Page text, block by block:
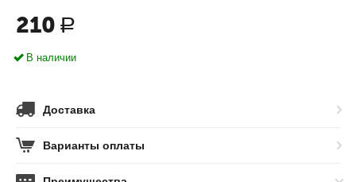
210 Р
В наличии
Доставка
Варианты оплаты